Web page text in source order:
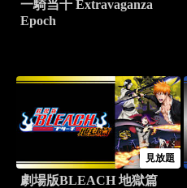
一騎当千 Extravaganza
Epoch
見放題
劇場版BLEACH 地獄篇